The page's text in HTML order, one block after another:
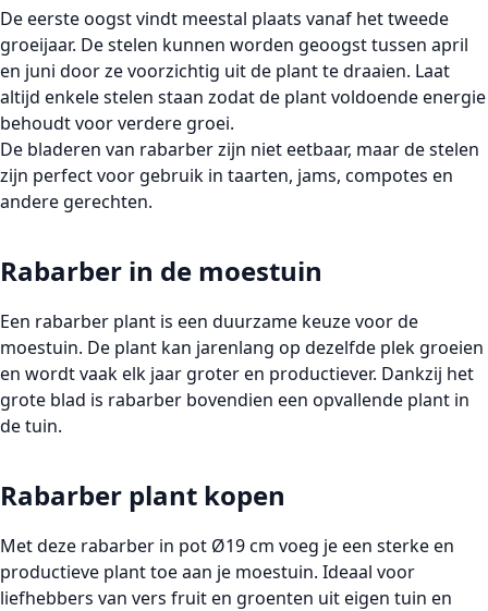
De eerste oogst vindt meestal plaats vanaf het tweede
groeijaar. De stelen kunnen worden geoogst tussen april
en juni door ze voorzichtig uit de plant te draaien. Laat
altijd enkele stelen staan zodat de plant voldoende energie
behoudt voor verdere groei.
De bladeren van rabarber zijn niet eetbaar, maar de stelen
zijn perfect voor gebruik in taarten, jams, compotes en
andere gerechten.
Rabarber in de moestuin
Een rabarber plant is een duurzame keuze voor de
moestuin. De plant kan jarenlang op dezelfde plek groeien
en wordt vaak elk jaar groter en productiever. Dankzij het
grote blad is rabarber bovendien een opvallende plant in
de tuin.
Rabarber plant kopen
Met deze rabarber in pot Ø19 cm voeg je een sterke en
productieve plant toe aan je moestuin. Ideaal voor
liefhebbers van vers fruit en groenten uit eigen tuin en